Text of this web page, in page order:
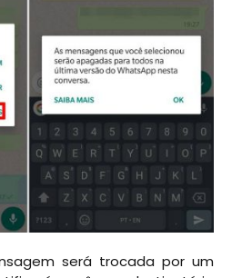
será trocada por um